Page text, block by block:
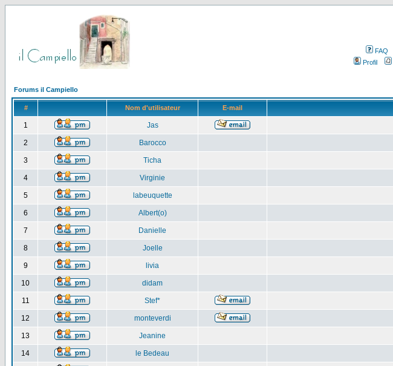
FAQ
Profil
Forums il Campiello
# Nom d'utilisateur E-mail
1 Jas
2 Barocco
3 Ticha
4 Virginie
5 labeuquette
6 Albert(o)
7 Danielle
8 Joelle
9 livia
10 didam
11 Stef*
12 monteverdi
13 Jeanine
14 le Bedeau